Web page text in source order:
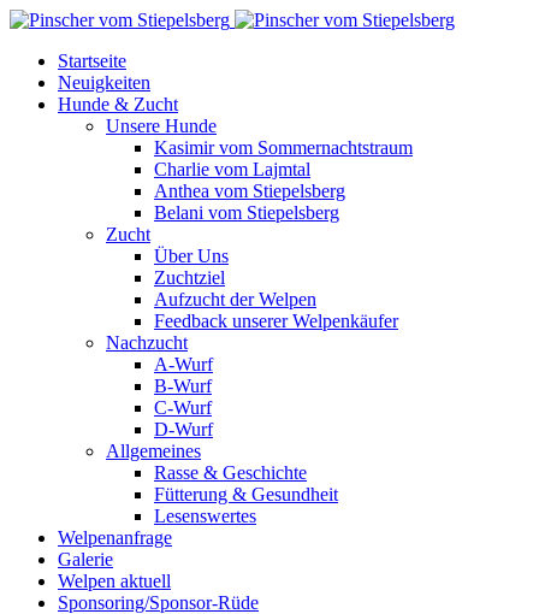
Startseite
Neuigkeiten
Hunde & Zucht
Unsere Hunde
Kasimir vom Sommernachtstraum
Charlie vom Lajmtal
Anthea vom Stiepelsberg
Belani vom Stiepelsberg
Zucht
Über Uns
Zuchtziel
Aufzucht der Welpen
Feedback unserer Welpenkäufer
Nachzucht
A-Wurf
B-Wurf
C-Wurf
D-Wurf
Allgemeines
Rasse & Geschichte
Fütterung & Gesundheit
Lesenswertes
Welpenanfrage
Galerie
Welpen aktuell
Sponsoring/Sponsor-Rüde